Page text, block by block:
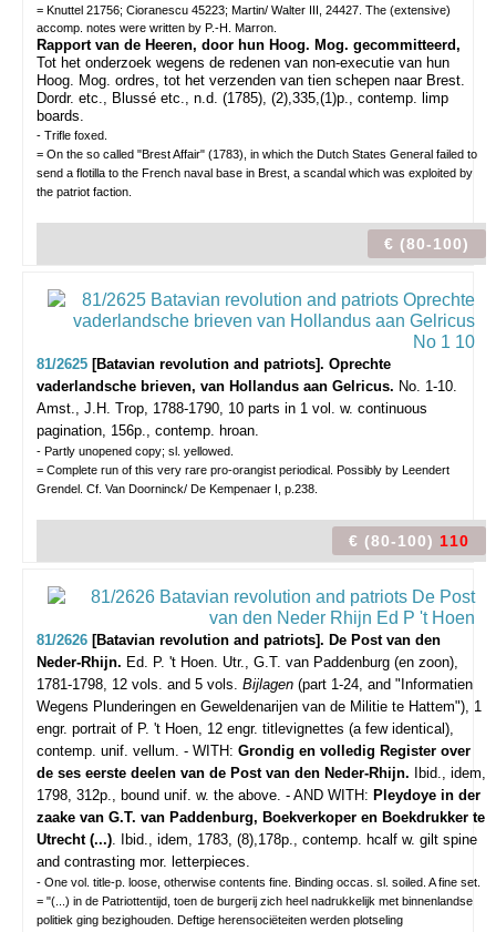
= Knuttel 21756; Cioranescu 45223; Martin/ Walter III, 24427. The (extensive)
accomp. notes were written by P.-H. Marron.
Rapport van de Heeren, door hun Hoog. Mog. gecommitteerd,
Tot het onderzoek wegens de redenen van non-executie van hun
Hoog. Mog. ordres, tot het verzenden van tien schepen naar Brest.
Dordr. etc., Blussé etc., n.d. (1785), (2),335,(1)p., contemp. limp
boards.
- Trifle foxed.
= On the so called "Brest Affair" (1783), in which the Dutch States General failed to
send a flotilla to the French naval base in Brest, a scandal which was exploited by
the patriot faction.
€ (80-100)
81/2625 [Batavian revolution and patriots]. Oprechte
vaderlandsche brieven, van Hollandus aan Gelricus. No. 1-10.
Amst., J.H. Trop, 1788-1790, 10 parts in 1 vol. w. continuous
pagination, 156p., contemp. hroan.
- Partly unopened copy; sl. yellowed.
= Complete run of this very rare pro-orangist periodical. Possibly by Leendert
Grendel. Cf. Van Doorninck/ De Kempenaer I, p.238.
€ (80-100) 110
81/2626 [Batavian revolution and patriots]. De Post van den
Neder-Rhijn. Ed. P. 't Hoen. Utr., G.T. van Paddenburg (en zoon),
1781-1798, 12 vols. and 5 vols. Bijlagen (part 1-24, and "Informatien
Wegens Plunderingen en Geweldenarijen van de Militie te Hattem"), 1
engr. portrait of P. 't Hoen, 12 engr. titlevignettes (a few identical),
contemp. unif. vellum. - WITH: Grondig en volledig Register over
de ses eerste deelen van de Post van den Neder-Rhijn. Ibid., idem,
1798, 312p., bound unif. w. the above. - AND WITH: Pleydoye in der
zaake van G.T. van Paddenburg, Boekverkoper en Boekdrukker te
Utrecht (...). Ibid., idem, 1783, (8),178p., contemp. hcalf w. gilt spine
and contrasting mor. letterpieces.
- One vol. title-p. loose, otherwise contents fine. Binding occas. sl. soiled. A fine set.
= "(...) in de Patriottentijd, toen de burgerij zich heel nadrukkelijk met binnenlandse
politiek ging bezighouden. Deftige herensociëteiten werden plotseling